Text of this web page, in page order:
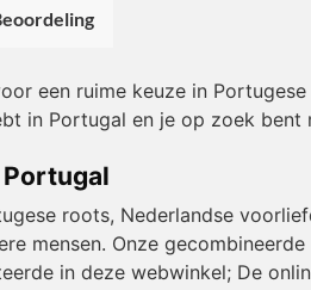
een ruime keuze in
in Portugal en je op zoek
roots, Nederlandse
mensen. Onze
in deze webwinkel; De